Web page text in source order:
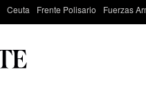
Ceuta Frente Polisario Fuerzas